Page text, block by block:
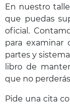
En nuestro
que puedas
oficial.
para examinar
partes y
libro de
que no
Pide una cita